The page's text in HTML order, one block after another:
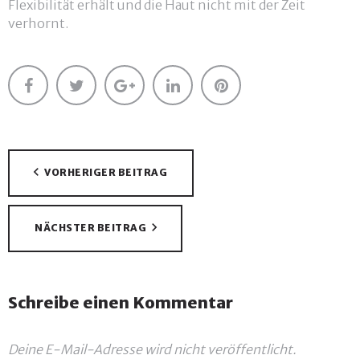
FacebookTwitterGoogle+LinkedInPinterest
Flexibilität erhält und die Haut nicht mit der Zeit
verhornt.
Beitragsnavigation
VORHERIGER BEITRAG
NÄCHSTER BEITRAG
Schreibe einen Kommentar
Deine E-Mail-Adresse wird nicht veröffentlicht.